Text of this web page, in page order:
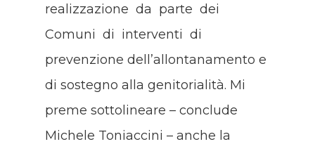
realizzazione da parte dei
Comuni di interventi di
prevenzione dell’allontanamento e
di sostegno alla genitorialità. Mi
preme sottolineare – conclude
Michele Toniaccini – anche la